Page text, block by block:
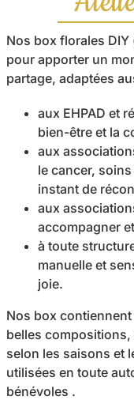
Activités
Le blog
A propos
Contact
Nos box florales
pour apporter un
partage, adaptées
aux EHPAD et
bien-être et la
aux
le cancer,
instant de
aux
accompagner
à toute
manuelle et
joie.
Nos box
belles
selon les saisons et
utilisées en toute
bénévoles .